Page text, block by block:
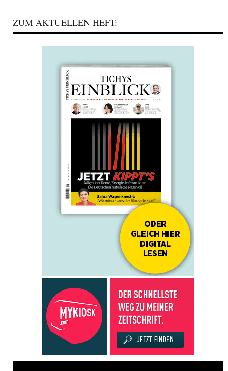
ZUM AKTUELLEN HEFT: